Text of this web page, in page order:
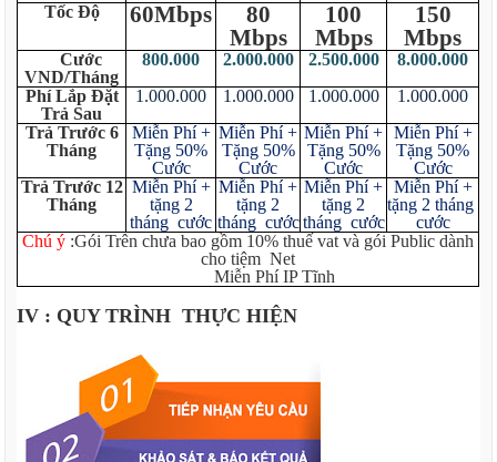
Tốc Độ 60Mbps
80
Mbps
100
Mbps
150
Mbps
Cước
VND/Tháng
800.000 2.000.000 2.500.000
8.000.000
Phí Lắp Đặt
Trả Sau
1.000.000 1.000.000 1.000.000
1.000.000
Trả Trước 6
Tháng
Miễn Phí +
Tặng 50%
Cước
Miễn Phí +
Tặng 50%
Cước
Miễn Phí +
Tặng 50%
Cước
Miễn Phí +
Tặng 50%
Cước
Trả Trước 12
Tháng
Miễn Phí +
tặng 2
tháng cước
Miễn Phí +
tặng 2
tháng cước
Miễn Phí +
tặng 2
tháng cước
Miễn Phí +
tặng 2 tháng
cước
Chú ý :Gói Trên chưa bao gồm 10% thuế vat và gói Public dành
cho tiệm Net
Miễn Phí IP Tĩnh
IV : QUY TRÌNH THỰC HIỆN